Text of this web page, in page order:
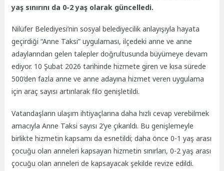
yaş sınırını da 0-2 yaş olarak güncelledi.
Nilüfer Belediyesi’nin sosyal belediyecilik anlayışıyla hayata
geçirdiği “Anne Taksi” uygulaması, ilçedeki anne ve anne
adaylarından gelen talepler doğrultusunda büyümeye devam
ediyor. 10 Şubat 2026 tarihinde hizmete giren ve kısa sürede
500’den fazla anne ve anne adayına hizmet veren uygulama
için araç sayısı artırılarak filo genişletildi.
Vatandaşların ulaşım ihtiyaçlarına daha hızlı cevap verebilmek
amacıyla Anne Taksi sayısı 2’ye çıkarıldı. Bu genişlemeyle
birlikte hizmetin kapsamı da esnetildi; daha önce 0-1 yaş arası
çocuğu olan anneleri kapsayan hizmetin sınırları, 0-2 yaş arası
çocuğu olan anneleri de kapsayacak şekilde revize edildi.